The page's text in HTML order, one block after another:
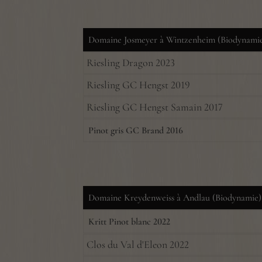
Domaine Josmeyer à Wintzenheim
Riesling Dragon 2023
Riesling GC Hengst 2019
Riesling GC Hengst Samain 2017
Pinot gris GC Brand 2016
Domaine Kreydenweiss à Andlau (Biodynamie)
Kritt Pinot blanc 2022
Clos du Val d'Eleon 2022